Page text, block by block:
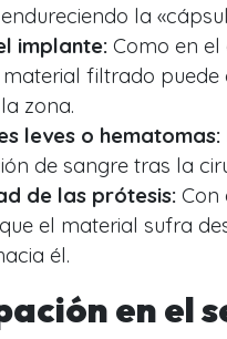
la
implante: Como en el
filtrado
zona.
leves o hematomas:
de sangre tras la
de las prótesis: Con
el material sufra
él.
en el